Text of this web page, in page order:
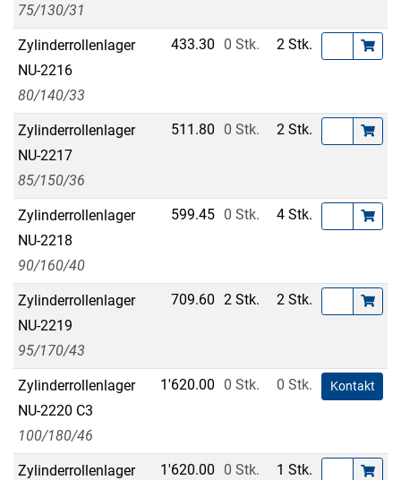
75/130/31
Zylinderrollenlager
NU-2216
80/140/33
433.30 0 Stk. 2 Stk.
Zylinderrollenlager
NU-2217
85/150/36
511.80 0 Stk. 2 Stk.
Zylinderrollenlager
NU-2218
90/160/40
599.45 0 Stk. 4 Stk.
Zylinderrollenlager
NU-2219
95/170/43
709.60 2 Stk. 2 Stk.
Zylinderrollenlager
NU-2220 C3
100/180/46
1'620.00 0 Stk. 0 Stk. Kontakt
Zylinderrollenlager
1'620.00 0 Stk. 1 Stk.